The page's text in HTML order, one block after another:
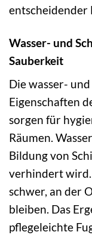
entscheidender
Wasser- und
Sauberkeit
Die wasser-
Eigenschaften
sorgen für
Räumen.
Bildung von
verhindert wird.
schwer, an der
bleiben. Das
pflegeleichte